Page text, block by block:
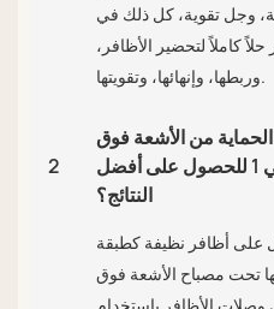
وجل تقوية، كل ذلك في
كاملاً لتحضير الأظافر،
وربطها، وإنهائها، وتقويتها.
2
من الأشعة فوق
البنفسجية 4 في 1 للحصول على أفضل
النتائج؟
أظافر نظيفة كطبقة
تحت مصباح الأشعة فوق